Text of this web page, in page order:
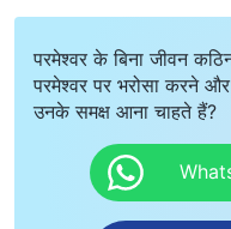
परमेश्वर के बिना जीवन
परमेश्वर पर भरोसा करने
उनके समक्ष आना चाहते हैं?